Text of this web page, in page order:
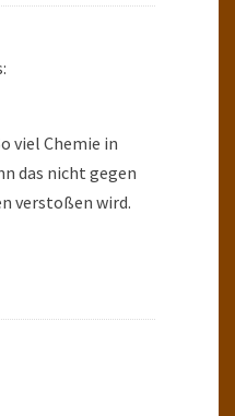
viel Chemie in
das nicht gegen
verstoßen wird.